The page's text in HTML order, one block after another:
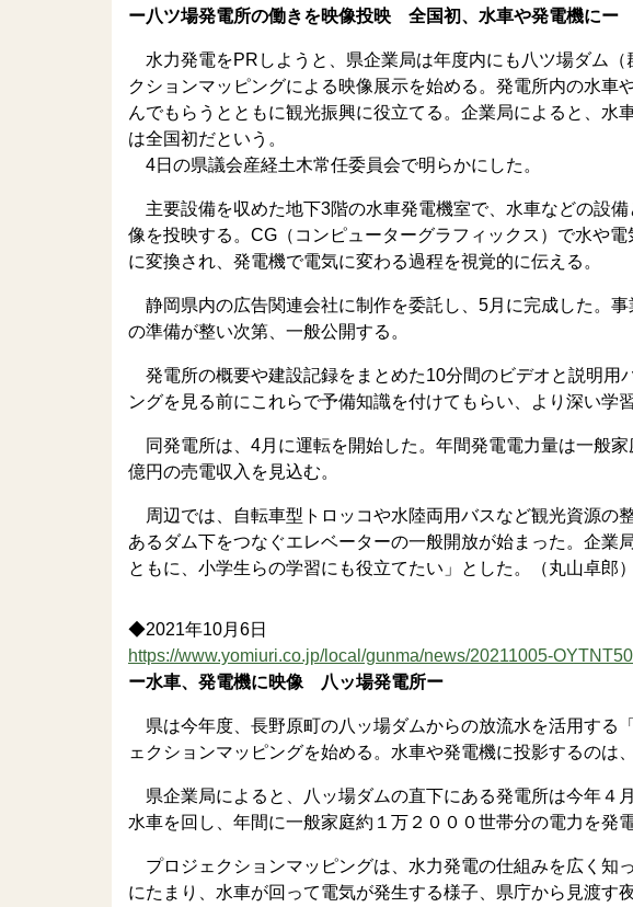
ー八ツ場発電所の働きを映像投映 全国初、水車や発電機にー
水力発電をPRしようと、県企業局は年度内にも八ツ場ダム
クションマッピングによる映像展示を始める。発電所内の水車
んでもらうとともに観光振興に役立てる。企業局によると、水
は全国初だという。
4日の県議会産経土木常任委員会で明らかにした。
主要設備を収めた地下3階の水車発電機室で、水車などの設
像を投映する。CG（コンピューターグラフィックス）で水や
に変換され、発電機で電気に変わる過程を視覚的に伝える。
静岡県内の広告関連会社に制作を委託し、5月に完成した。
の準備が整い次第、一般公開する。
発電所の概要や建設記録をまとめた10分間のビデオと説明用
ングを見る前にこれらで予備知識を付けてもらい、より深い学
同発電所は、4月に運転を開始した。年間発電電力量は一般
億円の売電収入を見込む。
周辺では、自転車型トロッコや水陸両用バスなど観光資源の
あるダム下をつなぐエレベーターの一般開放が始まった。企業
ともに、小学生らの学習にも役立てたい」とした。（丸山卓郎）
◆2021年10月6日
https://www.yomiuri.co.jp/local/gunma/news/20211005-
ー水車、発電機に映像 八ッ場発電所ー
県は今年度、長野原町の八ッ場ダムからの放流水を活用する
ェクションマッピングを始める。水車や発電機に投影するのは
県企業局によると、八ッ場ダムの直下にある発電所は今年４
水車を回し、年間に一般家庭約１万２０００世帯分の電力を発電
プロジェクションマッピングは、水力発電の仕組みを広く知
にたまり、水車が回って電気が発生する様子、県庁から見渡す